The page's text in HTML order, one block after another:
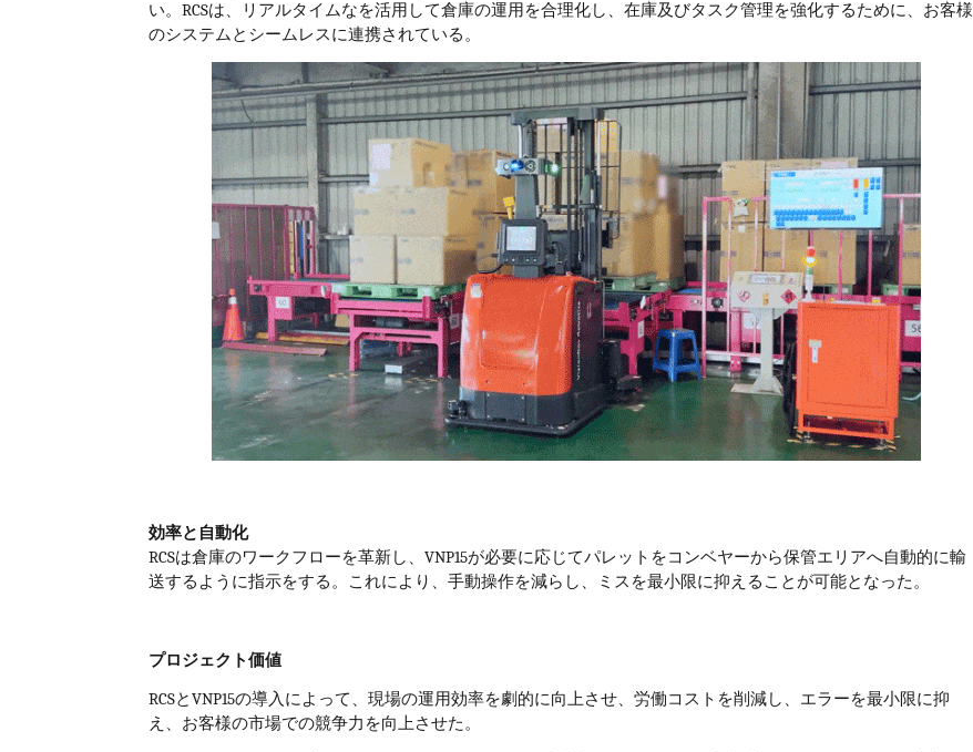
い。RCSは、リアルタイムなを活用して倉庫の運用を合理化し、在庫及びタスク管理を強化するために、お客様
のシステムとシームレスに連携されている。
効率と自動化
RCSは倉庫のワークフローを革新し、VNP15が必要に応じてパレットをコンベヤーから保管エリアへ自動的に輸
送するように指示をする。これにより、手動操作を減らし、ミスを最小限に抑えることが可能となった。
プロジェクト価値
RCSとVNP15の導入によって、現場の運用効率を劇的に向上させ、労働コストを削減し、エラーを最小限に抑
え、お客様の市場での競争力を向上させた。